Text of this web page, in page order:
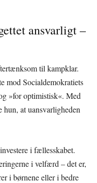
ansvarligt –
til kampklar.
mod Socialdemokratiets
»for optimistisk«. Med
at uansvarligheden
i fællesskabet.
i velfærd – det er,
i børnene eller i bedre